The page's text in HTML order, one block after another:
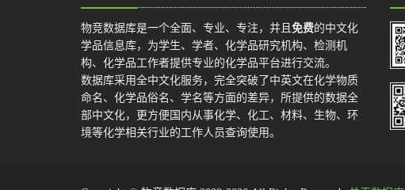
物竞数据库是一个全面、专业、专注，并且 免费的中文化
学品信息库，为学生、学者、化学品研究机构、检测机
构、化学品工作者提供专业的化学品平台进行交流。
数据库采用全中文化服务，完全突破了中英文在化学物质
命名、化学品俗名、学名等方面的差异，所提供的数据全
部中文化，更方便国内从事化学、化工、材料、生物、环
境等化学相关行业的工作人员查询使用。